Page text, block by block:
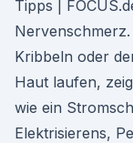
Tipps |
Kribbeln oder
Haut laufen,
wie ein
Elektrisierens,